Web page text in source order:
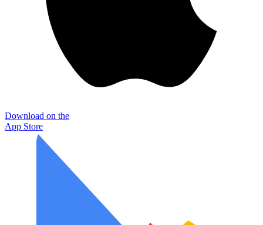
Download on the
App Store